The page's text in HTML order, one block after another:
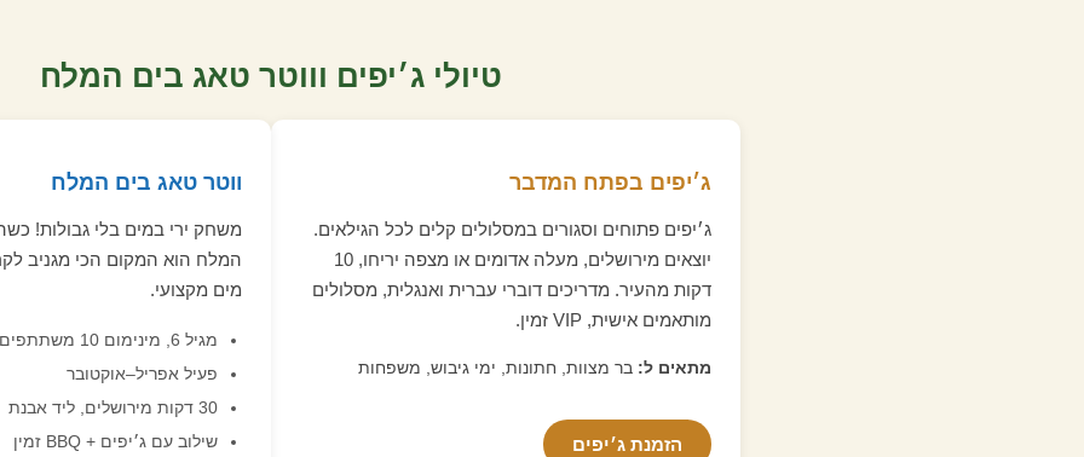
טיולי ג׳יפים וווטר טאג בים המלח
ג׳יפים בפתח המדבר
ג׳יפים פתוחים וסגורים במסלולים קלים לכל הגילאים.
יוצאים מירושלים, מעלה אדומים או מצפה יריחו, 10
דקות מהעיר. מדריכים דוברי עברית ואנגלית, מסלולים
מותאמים אישית, VIP זמין.
מתאים ל: בר מצוות, חתונות, ימי גיבוש, משפחות
הזמנת ג׳יפים
ווטר טאג בים המלח
משחק ירי במים בלי גבולות!
המלח הוא המקום הכי מגניב
מים מקצועי.
מגיל 6, מינימום 10 משתתפים
פעיל אפריל–אוקטובר
30 דקות מירושלים, ליד אבנת
שילוב עם ג׳יפים + BBQ זמין